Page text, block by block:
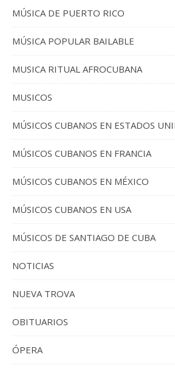
MÚSICA DE PUERTO RICO
MÚSICA POPULAR BAILABLE
MUSICA RITUAL AFROCUBANA
MUSICOS
MÚSICOS CUBANOS EN ESTADOS
MÚSICOS CUBANOS EN FRANCIA
MÚSICOS CUBANOS EN MÉXICO
MÚSICOS CUBANOS EN USA
MÚSICOS DE SANTIAGO DE CUBA
NOTICIAS
NUEVA TROVA
OBITUARIOS
ÓPERA